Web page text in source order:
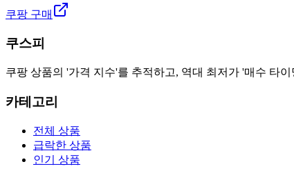
쿠팡 구매
쿠스피
쿠팡 상품의 '가격 지수'를 추적하고, 역대 최저가 '매수 타
카테고리
전체 상품
급락한 상품
인기 상품